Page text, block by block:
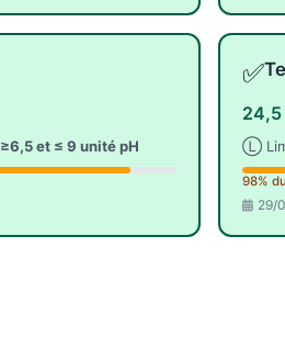
≥6,5 et ≤ 9 unité pH
✅
24,5
Ⓛ
98%
29/